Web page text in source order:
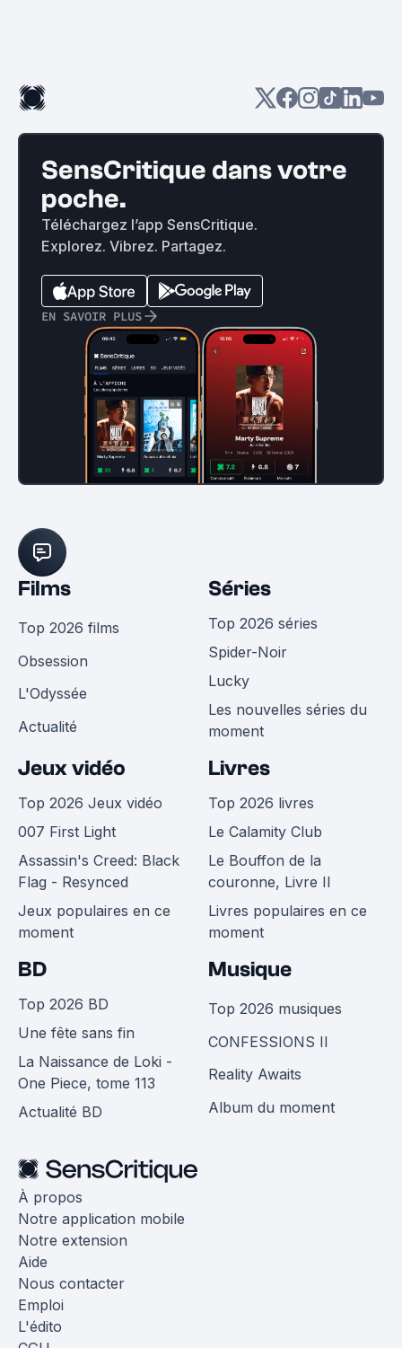
SensCritique dans votre
poche.
Téléchargez l’app SensCritique.
Explorez. Vibrez. Partagez.
EN SAVOIR PLUS
Films
Top 2026 films
Obsession
L'Odyssée
Actualité
Séries
Top 2026 séries
Spider-Noir
Lucky
Les nouvelles séries du
moment
Jeux vidéo
Top 2026 Jeux vidéo
007 First Light
Assassin's Creed: Black
Flag - Resynced
Jeux populaires en ce
moment
Livres
Top 2026 livres
Le Calamity Club
Le Bouffon de la
couronne, Livre II
Livres populaires en ce
moment
BD
Top 2026 BD
Une fête sans fin
La Naissance de Loki -
One Piece, tome 113
Actualité BD
Musique
Top 2026 musiques
CONFESSIONS II
Reality Awaits
Album du moment
À propos
Notre application mobile
Notre extension
Aide
Nous contacter
Emploi
L'édito